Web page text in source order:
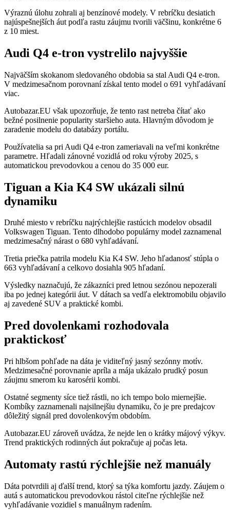
Výraznú úlohu zohrali aj benzínové modely. V rebríčku desiatich
najúspešnejších áut podľa rastu záujmu tvorili väčšinu, konkrétne 6
z 10 miest.
Audi Q4 e-tron vystrelilo najvyššie
Najväčším skokanom sledovaného obdobia sa stal Audi Q4 e-tron.
V medzimesačnom porovnaní získal tento model o 691 vyhľadávaní
viac.
Autobazar.EU však upozorňuje, že tento rast netreba čítať ako
bežné posilnenie popularity staršieho auta. Hlavným dôvodom je
zaradenie modelu do databázy portálu.
Používatelia sa pri Audi Q4 e-tron zameriavali na veľmi konkrétne
parametre. Hľadali zánovné vozidlá od roku výroby 2025, s
automatickou prevodovkou a cenou do 35 000 eur.
Tiguan a Kia K4 SW ukázali silnú
dynamiku
Druhé miesto v rebríčku najrýchlejšie rastúcich modelov obsadil
Volkswagen Tiguan. Tento dlhodobo populárny model zaznamenal
medzimesačný nárast o 680 vyhľadávaní.
Tretia priečka patrila modelu Kia K4 SW. Jeho hľadanosť stúpla o
663 vyhľadávaní a celkovo dosiahla 905 hľadaní.
Výsledky naznačujú, že zákazníci pred letnou sezónou nepozerali
iba po jednej kategórii áut. V dátach sa vedľa elektromobilu objavilo
aj zavedené SUV a praktické kombi.
Pred dovolenkami rozhodovala
praktickosť
Pri hlbšom pohľade na dáta je viditeľný jasný sezónny motív.
Medzimesačné porovnanie apríla a mája ukázalo prudký posun
záujmu smerom ku karosérii kombi.
Ostatné segmenty síce tiež rástli, no ich tempo bolo miernejšie.
Kombíky zaznamenali najsilnejšiu dynamiku, čo je pre predajcov
dôležitý signál pred dovolenkovým obdobím.
Autobazar.EU zároveň uvádza, že nejde len o krátky májový výkyv.
Trend praktických rodinných áut pokračuje aj počas leta.
Automaty rastú rýchlejšie než manuály
Dáta potvrdili aj ďalší trend, ktorý sa týka komfortu jazdy. Záujem o
autá s automatickou prevodovkou rástol citeľne rýchlejšie než
vyhľadávanie vozidiel s manuálnym radením.